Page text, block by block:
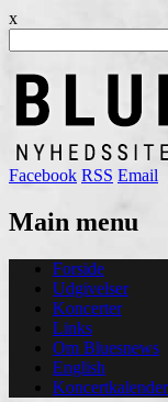
x
efter:
Facebook RSS Email
Main menu
Skip
content
Forside
Udgivelser
Koncerter
Links
Om Bluesnews
English
Koncertkalender